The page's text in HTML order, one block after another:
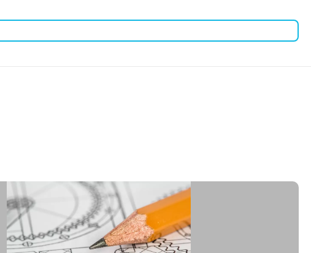
сетевое оборудование.
эффективное и безопасное хранение сетевого
строгим требованиям к сетевой инфраструктуре.